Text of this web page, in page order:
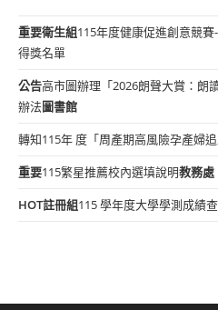
重要衛生組115年度健康促進創意競
得獎名單
公告高市圖辦理「2026朗聲大賞：朗
辦法圖書館
轉知115年 度「周產期高風險孕產婦追
重要115繁星推薦校內選填說明教務處
HOT註冊組115 學年度大學學測成績